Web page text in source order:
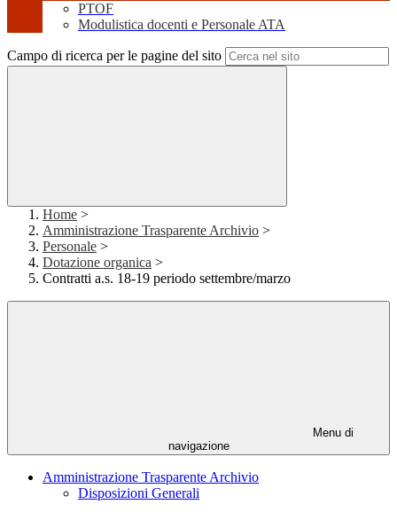
PTOF
Modulistica docenti e Personale ATA
Campo di ricerca per le pagine del sito
Home >
Amministrazione Trasparente Archivio >
Personale >
Dotazione organica >
Contratti a.s. 18-19 periodo settembre/marzo
Menu di
navigazione
Amministrazione Trasparente Archivio
Disposizioni Generali